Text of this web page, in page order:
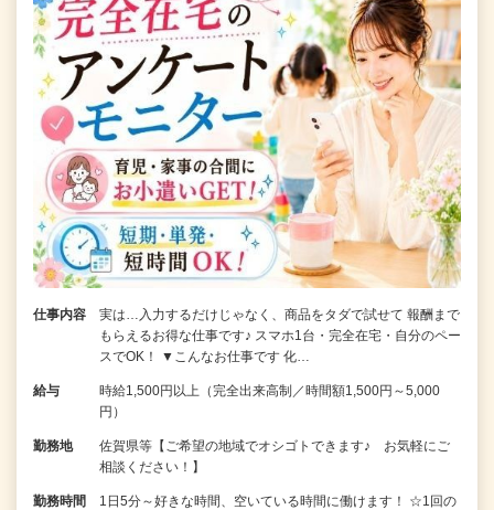
仕事内容
実は…入力するだけじゃなく、商品をタダで試せて 報酬まで
もらえるお得な仕事です♪ スマホ1台・完全在宅・自分のペー
スでOK！ ▼こんなお仕事です 化…
給与
時給1,500円以上（完全出来高制／時間額1,500円～5,000
円）
勤務地
佐賀県等【ご希望の地域でオシゴトできます♪ お気軽にご
相談ください！】
勤務時間
1日5分～好きな時間、空いている時間に働けます！ ☆1回の